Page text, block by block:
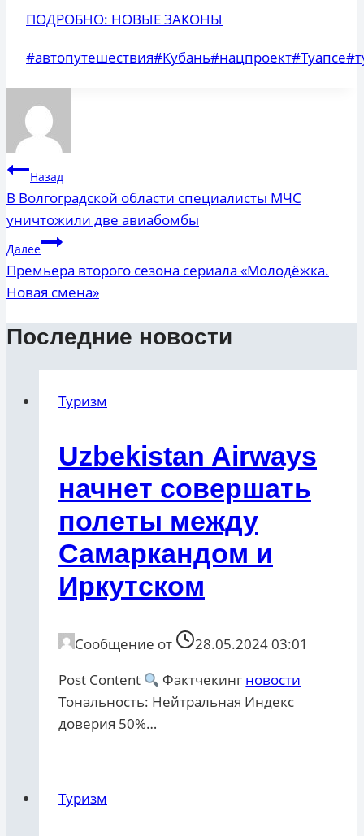
ПОДРОБНО: НОВЫЕ ЗАКОНЫ
Метки
#автопутешествия#Кубань#нацпроект#Туапсе#
Навигация
по
записям
Назад
В Волгоградской области специалисты МЧС
уничтожили две авиабомбы
Далее
Премьера второго сезона сериала «Молодёжка.
Новая смена»
Последние новости
Туризм
Uzbekistan Airways
начнет совершать
полеты между
Самаркандом и
Иркутском
Сообщение от
28.05.2024 03:01
Post Content
Фактчекинг новости
Тональность: Нейтральная Индекс
доверия 50%…
Туризм